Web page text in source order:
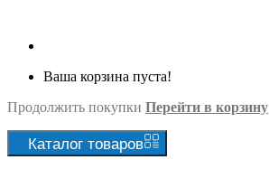
Ваша корзина пуста!
Продолжить покупки Перейти в корзину
Каталог товаров